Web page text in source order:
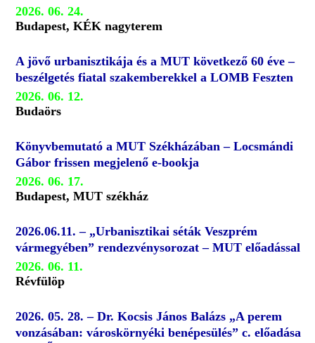
2026. 06. 24.
Budapest, KÉK nagyterem
A jövő urbanisztikája és a MUT következő 60 éve –
beszélgetés fiatal szakemberekkel a LOMB Feszten
2026. 06. 12.
Budaörs
Könyvbemutató a MUT Székházában – Locsmándi
Gábor frissen megjelenő e-bookja
2026. 06. 17.
Budapest, MUT székház
2026.06.11. – „Urbanisztikai séták Veszprém
vármegyében” rendezvénysorozat – MUT előadással
2026. 06. 11.
Révfülöp
2026. 05. 28. – Dr. Kocsis János Balázs „A perem
vonzásában: városkörnyéki benépesülés” c. előadása